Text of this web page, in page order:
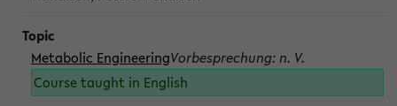
Metabolic EngineeringVorbesprechung: n. V.
Course taught in English